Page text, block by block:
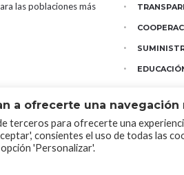
las poblaciones más
Todos los derechos reservados
a ofrecerte una navegación
terceros para ofrecerte una
consientes el uso de todas las
'Personalizar'.